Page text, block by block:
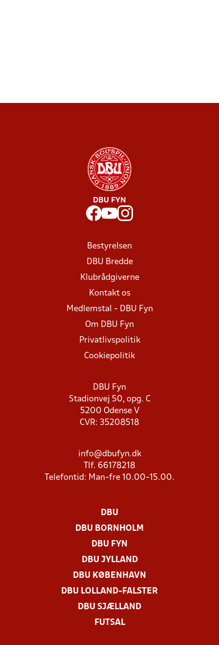
DBU FYN
Bestyrelsen
DBU Bredde
Klubrådgiverne
Kontakt os
Medlemstal - DBU Fyn
Om DBU Fyn
Privatlivspolitik
Cookiepolitik
DBU Fyn
Stadionvej 50, opg. C
5200 Odense V
CVR: 35208518
info@dbufyn.dk
Tlf. 66178218
Telefontid: Man-fre 10.00-15.00.
DBU
DBU BORNHOLM
DBU FYN
DBU JYLLAND
DBU KØBENHAVN
DBU LOLLAND-FALSTER
DBU SJÆLLAND
FUTSAL